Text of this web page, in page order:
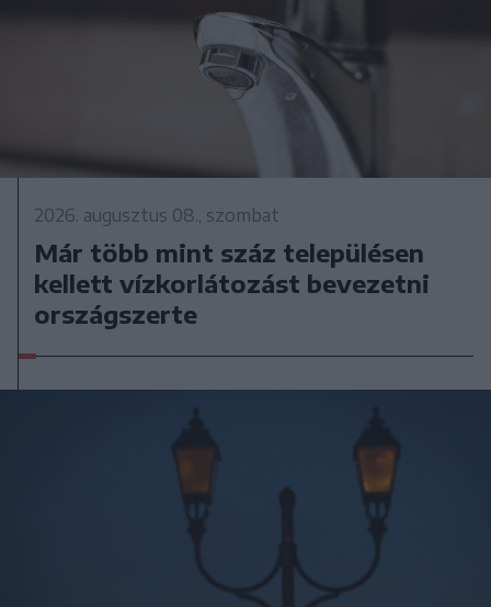
2026. augusztus 08., szombat
Már több mint száz településen
kellett vízkorlátozást bevezetni
országszerte